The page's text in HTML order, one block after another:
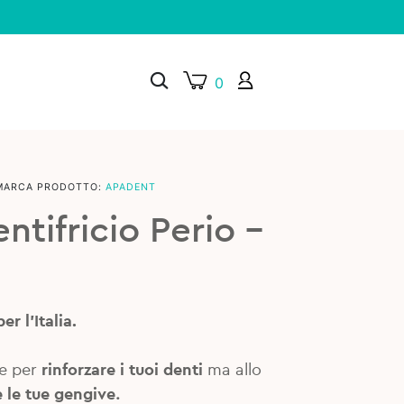
0
PRODOTTO: APADENT
Perio –
l’Italia.
per rinforzare i tuoi denti ma allo
le tue gengive.